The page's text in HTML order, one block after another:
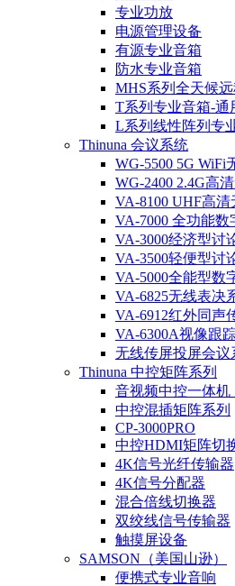
专业功放
电源管理设备
有源专业音箱
防水专业音箱
MHS系列全天候
T系列专业音箱-通
L系列线性阵列专
Thinuna 会议系统
WG-5500 5G WiFi
WG-2400 2.4G高
VA-8100 UHF高
VA-7000 全功能数
VA-3000经济型讨
VA-3500轻便型讨
VA-5000全能型数
VA-6825无线表决
VA-6912红外同声
VA-6300A视像跟
无线传屏投屏会议
Thinuna 中控矩阵系列
音视频中控一体机
中控混插矩阵系列
CP-3000PRO
中控HDMI矩阵切
4K信号光纤传输器
4K信号分配器
混合倍线切换器
双绞线信号传输器
触摸屏设备
SAMSON（美国山逊）
便携式专业音响